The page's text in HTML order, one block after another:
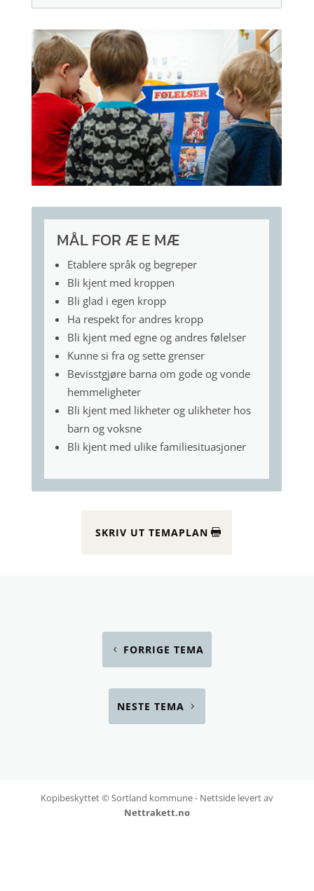
MÅL FOR Æ E MÆ
Etablere språk og begreper
Bli kjent med kroppen
Bli glad i egen kropp
Ha respekt for andres kropp
Bli kjent med egne og andres følelser
Kunne si fra og sette grenser
Bevisstgjøre barna om gode og vonde
hemmeligheter
Bli kjent med likheter og ulikheter hos
barn og voksne
Bli kjent med ulike familiesituasjoner
SKRIV UT TEMAPLAN
FORRIGE TEMA
NESTE TEMA
Kopibeskyttet © Sortland kommune - Nettside levert av
Nettrakett.no